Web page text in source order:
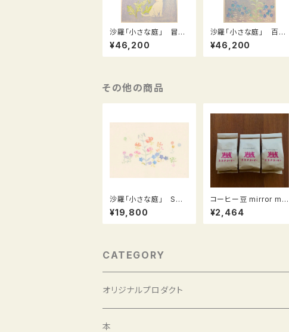
沙羅「小さな庭」 冒険
Adventure
¥46,200
沙羅「小さな庭」 百合
の咲く庭 Lily’s garde
n
¥46,200
その他の商品
沙羅「小さな庭」 Sma
ll Garden シリーズ（L
−22）
¥19,800
コーヒー豆 mirror mir
ror 300g
¥2,464
CATEGORY
オリジナルプロダクト
選書と豆
本